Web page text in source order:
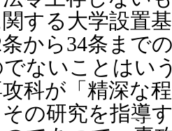
する大学設置
から34条まで
でないことはい
科が「精深な
の研究を指導